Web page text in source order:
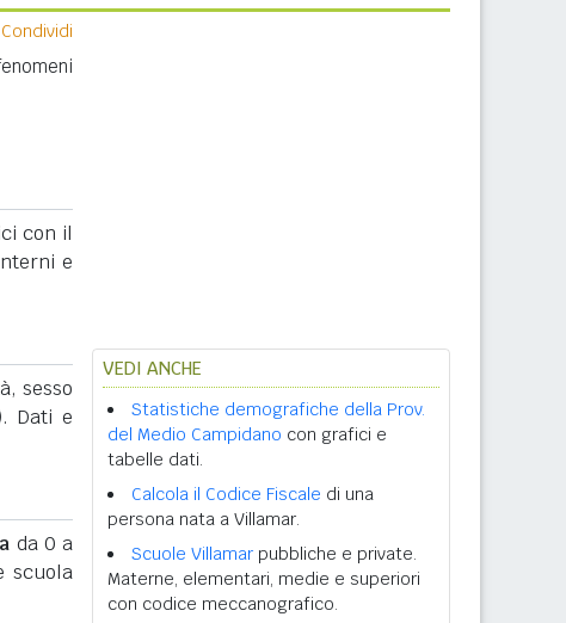
Condividi
con il
e
sesso
Dati e
da 0 a
scuola
VEDI ANCHE
Statistiche demografiche della Prov.
del Medio Campidano con grafici e
tabelle dati.
Calcola il Codice Fiscale di una
persona nata a Villamar.
Scuole Villamar pubbliche e private.
Materne, elementari, medie e superiori
con codice meccanografico.